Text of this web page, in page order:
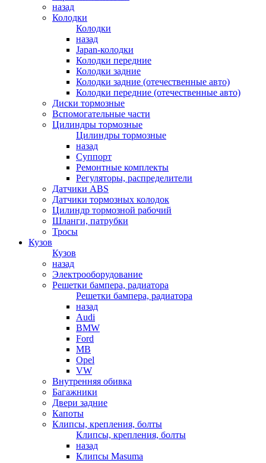
назад
Колодки
Колодки
назад
Japan-колодки
Колодки передние
Колодки задние
Колодки задние (отечественные авто)
Колодки передние (отечественные авто)
Диски тормозные
Вспомогательные части
Цилиндры тормозные
Цилиндры тормозные
назад
Суппорт
Ремонтные комплекты
Регуляторы, распределители
Датчики ABS
Датчики тормозных колодок
Цилиндр тормозной рабочий
Шланги, патрубки
Тросы
Кузов
Кузов
назад
Электрооборудование
Решетки бампера, радиатора
Решетки бампера, радиатора
назад
Audi
BMW
Ford
MB
Opel
VW
Внутренняя обивка
Багажники
Двери задние
Капоты
Клипсы, крепления, болты
Клипсы, крепления, болты
назад
Клипсы Masuma